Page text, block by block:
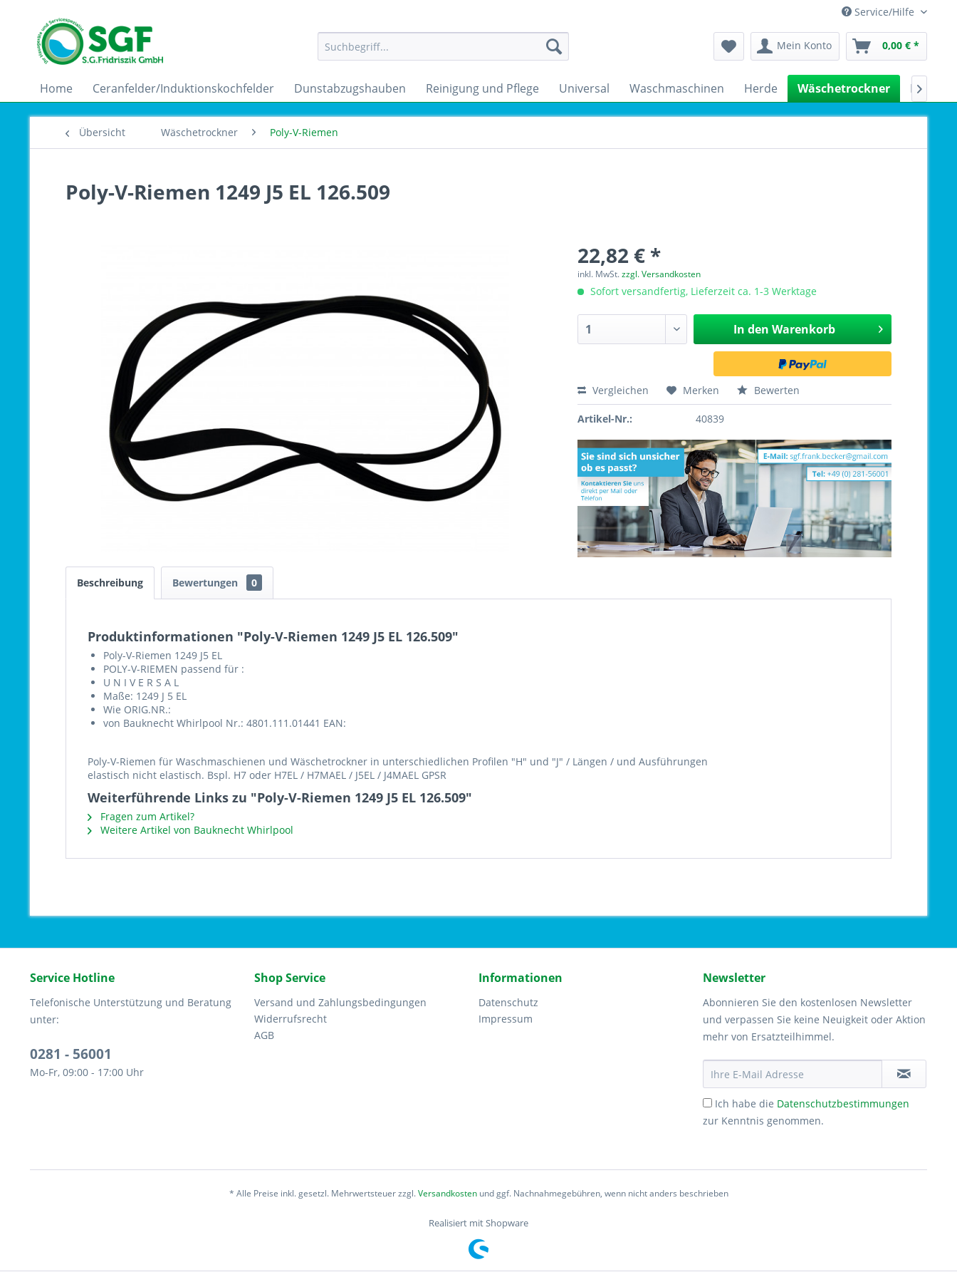
Service/Hilfe
Mein Konto 0,00 € *
Home Ceranfelder/Induktionskochfelder Dunstabzugshauben Reinigung und Pflege Universal Waschmaschinen Herde Wäschetrockner 
Übersicht Wäschetrockner Poly-V-Riemen
Poly-V-Riemen 1249 J5 EL 126.509
22,82 € *
inkl. MwSt.zzgl. Versandkosten
Sofort versandfertig, Lieferzeit ca. 1-3 Werktage
In den Warenkorb
Vergleichen Merken Bewerten
Artikel-Nr.: 40839
Beschreibung Bewertungen 0
Produktinformationen "Poly-V-Riemen 1249 J5 EL 126.509"
Poly-V-Riemen 1249 J5 EL
POLY-V-RIEMEN passend für :
U N I V E R S A L
Maße: 1249 J 5 EL
Wie ORIG.NR.:
von Bauknecht Whirlpool Nr.: 4801.111.01441 EAN:
Poly-V-Riemen für Waschmaschienen und Wäschetrockner in unterschiedlichen Profilen "H" und "J" / Längen / und Ausführungen
elastisch nicht elastisch. Bspl. H7 oder H7EL / H7MAEL / J5EL / J4MAEL GPSR
Weiterführende Links zu "Poly-V-Riemen 1249 J5 EL 126.509"
Fragen zum Artikel?
Weitere Artikel von Bauknecht Whirlpool
Service Hotline
Telefonische Unterstützung und Beratung
unter:
0281 - 56001
Mo-Fr, 09:00 - 17:00 Uhr
Shop Service
Versand und Zahlungsbedingungen
Widerrufsrecht
AGB
Informationen
Datenschutz
Impressum
Newsletter
Abonnieren Sie den kostenlosen Newsletter
und verpassen Sie keine Neuigkeit oder Aktion
mehr von Ersatzteilhimmel.
Ich habe die Datenschutzbestimmungen
zur Kenntnis genommen.
* Alle Preise inkl. gesetzl. Mehrwertsteuer zzgl.Versandkostenund ggf. Nachnahmegebühren, wenn nicht anders beschrieben
Realisiert mit Shopware